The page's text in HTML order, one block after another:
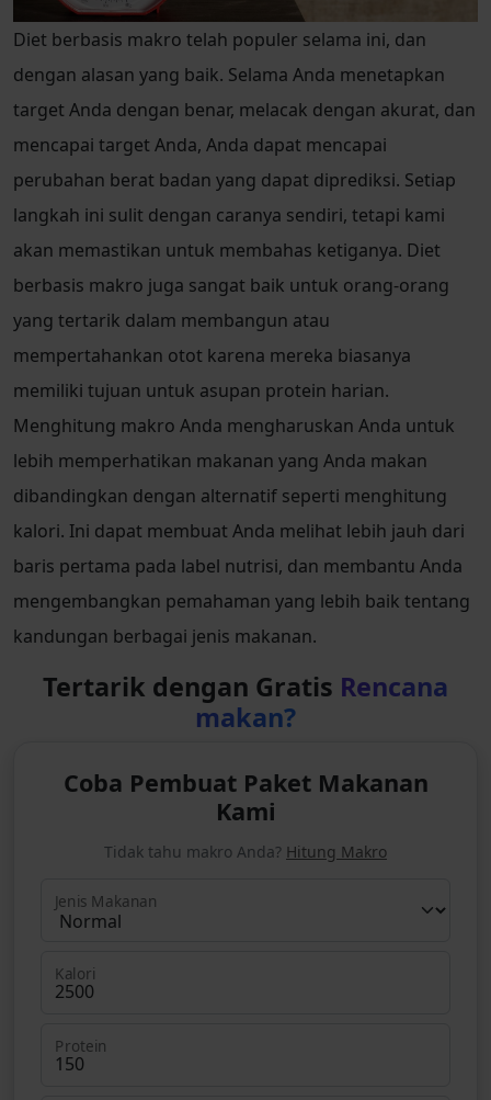
Diet berbasis makro telah populer selama ini, dan
dengan alasan yang baik. Selama Anda menetapkan
target Anda dengan benar, melacak dengan akurat, dan
mencapai target Anda, Anda dapat mencapai
perubahan berat badan yang dapat diprediksi. Setiap
langkah ini sulit dengan caranya sendiri, tetapi kami
akan memastikan untuk membahas ketiganya. Diet
berbasis makro juga sangat baik untuk orang-orang
yang tertarik dalam membangun atau
mempertahankan otot karena mereka biasanya
memiliki tujuan untuk asupan protein harian.
Menghitung makro Anda mengharuskan Anda untuk
lebih memperhatikan makanan yang Anda makan
dibandingkan dengan alternatif seperti menghitung
kalori. Ini dapat membuat Anda melihat lebih jauh dari
baris pertama pada label nutrisi, dan membantu Anda
mengembangkan pemahaman yang lebih baik tentang
kandungan berbagai jenis makanan.
Tertarik dengan Gratis Rencana
makan?
Coba Pembuat Paket Makanan
Kami
Tidak tahu makro Anda? Hitung Makro
Jenis Makanan
Kalori
Protein